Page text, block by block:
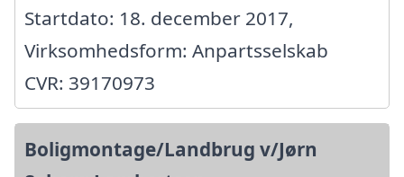
Startdato: 18. december 2017,
Virksomhedsform: Anpartsselskab
CVR: 39170973
Boligmontage/Landbrug v/Jørn